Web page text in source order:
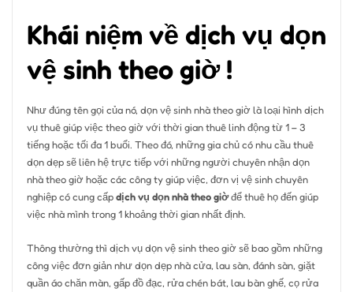
Khái niệm về dịch vụ dọn
vệ sinh theo giờ !
Như đúng tên gọi của nó, dọn vệ sinh nhà theo giờ là loại hình dịch
vụ thuê giúp việc theo giờ với thời gian thuê linh động từ 1 – 3
tiếng hoặc tối đa 1 buổi. Theo đó, những gia chủ có nhu cầu thuê
dọn dẹp sẽ liên hệ trực tiếp với những người chuyên nhận dọn
nhà theo giờ hoặc các công ty giúp việc, đơn vị vệ sinh chuyên
nghiệp có cung cấpdịch vụ dọn nhà theo giờđể thuê họ đến giúp
việc nhà mình trong 1 khoảng thời gian nhất định.
Thông thường thì dịch vụ dọn vệ sinh theo giờ sẽ bao gồm những
công việc đơn giản như dọn dẹp nhà cửa, lau sàn, đánh sàn, giặt
quần áo chăn màn, gấp đồ đạc, rửa chén bát, lau bàn ghế, cọ rửa